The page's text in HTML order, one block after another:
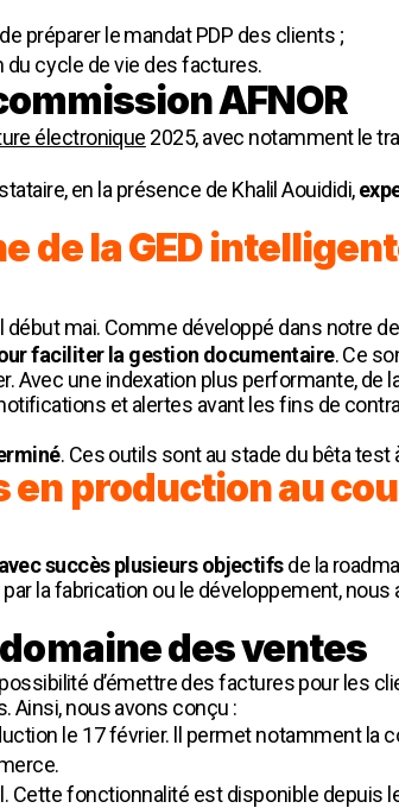
préparer le mandat PDP des clients ;
cycle de vie des factures.
AFNOR
électronique 2025, avec notamment le
en la présence de Khalil Aouididi,
de la GED
début mai. Comme développé dans notre
faciliter la gestion documentaire. Ce
Avec une indexation plus performante, de
et alertes avant les fins de
. Ces outils sont au stade du bêta test
production au
succès plusieurs objectifsde la
la fabrication ou le développement, nous
des ventes
d’émettre des factures pour les
Ainsi, nous avons conçu :
le 17 février. ll permet notamment la
Cette fonctionnalité est disponible depuis